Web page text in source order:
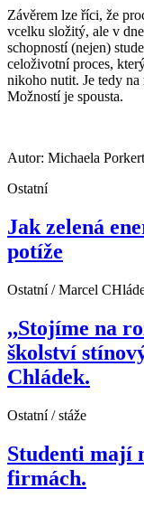
Závěrem lze říci, že
vcelku složitý, ale v
schopností (nejen)
celoživotní proces,
nikoho nutit. Je tedy na
Možností je spousta.
Autor: Michaela
Ostatní
Jak zelená
potíže
Ostatní / Marcel
,,Stojíme na
školství
Chládek.
Ostatní / stáže
Studenti mají
firmách.